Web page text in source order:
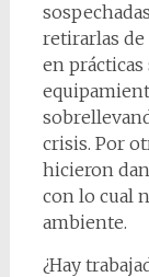
retirarlas de
en
crisis. Por
hicieron
con lo cual
ambiente.
¿Hay